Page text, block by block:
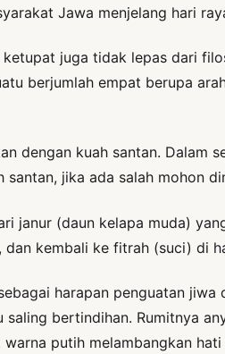
Jawa menjelang hari
juga tidak lepas dari
berjumlah empat berupa
dengan kuah santan. Dalam
jika ada salah mohon
janur (daun kelapa muda)
dan kembali ke fitrah (suci) di
harapan penguatan
bertindihan. Rumitnya
putih melambangkan